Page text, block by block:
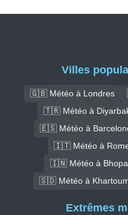
Villes
🇬🇧 Météo à Londres
🇹🇷 Météo à
🇪🇸 Météo à
🇮🇹 Météo à
🇮🇳 Météo à
🇸🇩 Météo à
Extrêmes